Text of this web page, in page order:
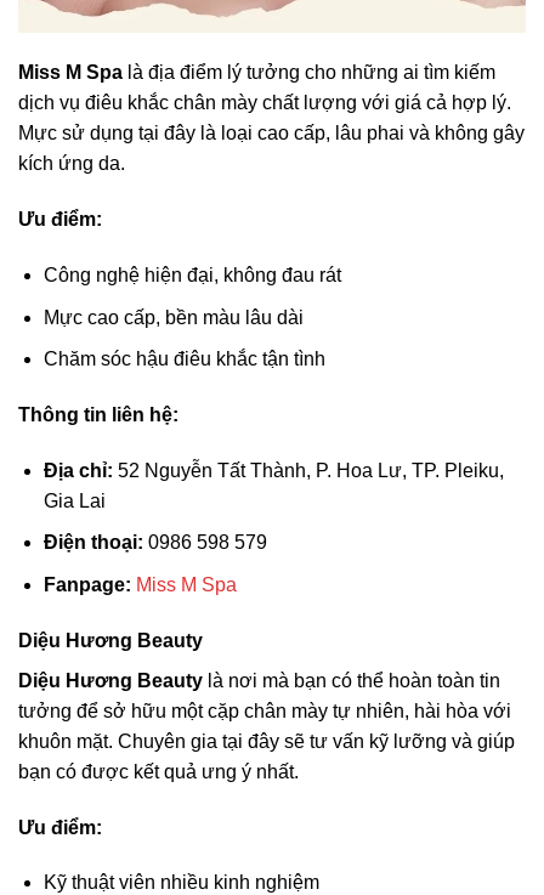
Miss M Spa là địa điểm lý tưởng cho những ai tìm kiếm
dịch vụ điêu khắc chân mày chất lượng với giá cả hợp lý.
Mực sử dụng tại đây là loại cao cấp, lâu phai và không gây
kích ứng da.
Ưu điểm:
Công nghệ hiện đại, không đau rát
Mực cao cấp, bền màu lâu dài
Chăm sóc hậu điêu khắc tận tình
Thông tin liên hệ:
Địa chỉ: 52 Nguyễn Tất Thành, P. Hoa Lư, TP. Pleiku,
Gia Lai
Điện thoại: 0986 598 579
Fanpage: Miss M Spa
Diệu Hương Beauty
Diệu Hương Beauty là nơi mà bạn có thể hoàn toàn tin
tưởng để sở hữu một cặp chân mày tự nhiên, hài hòa với
khuôn mặt. Chuyên gia tại đây sẽ tư vấn kỹ lưỡng và giúp
bạn có được kết quả ưng ý nhất.
Ưu điểm:
Kỹ thuật viên nhiều kinh nghiệm